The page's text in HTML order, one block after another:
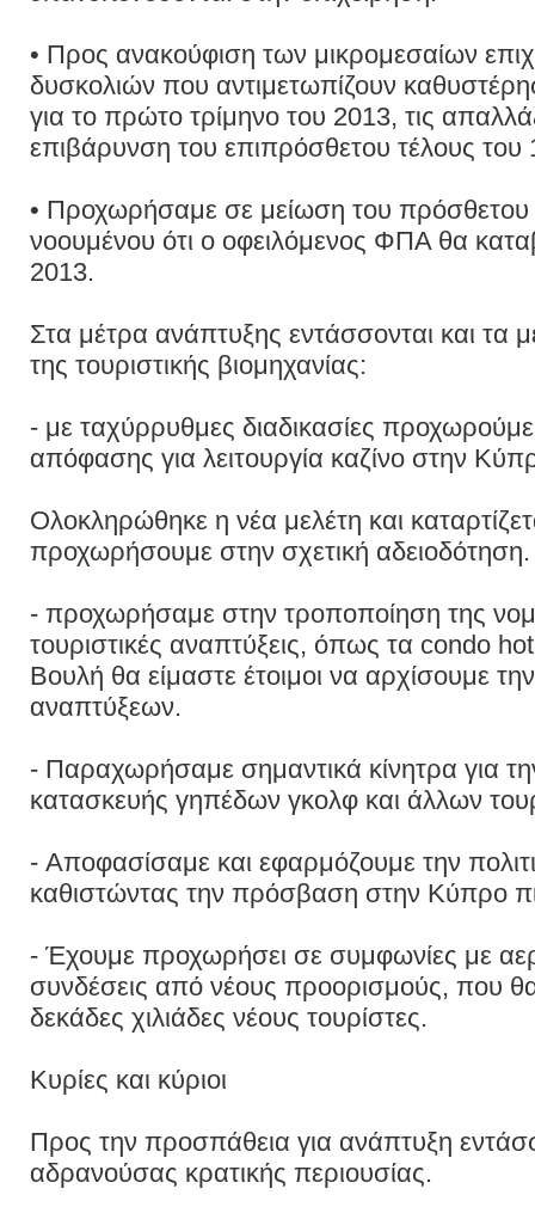
• Προς ανακούφιση των μικρομεσαίων
δυσκολιών που αντιμετωπίζουν
για το πρώτο τρίμηνο του 2013, τις
επιβάρυνση του επιπρόσθετου τέλους
• Προχωρήσαμε σε μείωση του
νοουμένου ότι ο οφειλόμενος ΦΠΑ θα
2013.
Στα μέτρα ανάπτυξης εντάσσονται και τα
της τουριστικής βιομηχανίας:
- με ταχύρρυθμες διαδικασίες
απόφασης για λειτουργία καζίνο στην
Ολοκληρώθηκε η νέα μελέτη και
προχωρήσουμε στην σχετική αδειοδότηση.
- προχωρήσαμε στην τροποποίηση της
τουριστικές αναπτύξεις, όπως τα condo
Bουλή θα είμαστε έτοιμοι να αρχίσουμε
αναπτύξεων.
- Παραχωρήσαμε σημαντικά κίνητρα για
κατασκευής γηπέδων γκολφ και άλλων
- Αποφασίσαμε και εφαρμόζουμε την
καθιστώντας την πρόσβαση στην Κύπρο
- Έχουμε προχωρήσει σε συμφωνίες με
συνδέσεις από νέους προορισμούς, που
δεκάδες χιλιάδες νέους τουρίστες.
Κυρίες και κύριοι
Προς την προσπάθεια για ανάπτυξη
αδρανούσας κρατικής περιουσίας.